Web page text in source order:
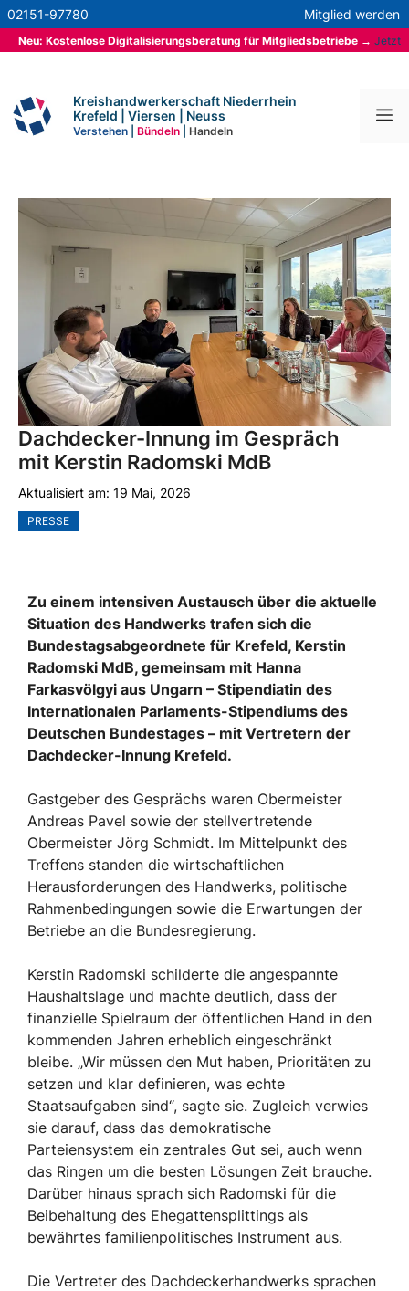
Zum
Inhalt
springen
02151-97780 Mitglied werden
Neu: Kostenlose Digitalisierungsberatung für Mitgliedsbetriebe→ Jetzt
Kreishandwerkerschaft Niederrhein
Krefeld | Viersen | Neuss
Verstehen Bündeln Handeln
Dachdecker-Innung im Gespräch
mit Kerstin Radomski MdB
Aktualisiert am: 19 Mai, 2026
PRESSE
Zu einem intensiven Austausch über die aktuelle
Situation des Handwerks trafen sich die
Bundestagsabgeordnete für Krefeld, Kerstin
Radomski MdB, gemeinsam mit Hanna
Farkasvölgyi aus Ungarn – Stipendiatin des
Internationalen Parlaments-Stipendiums des
Deutschen Bundestages – mit Vertretern der
Dachdecker-Innung Krefeld.
Gastgeber des Gesprächs waren Obermeister
Andreas Pavel sowie der stellvertretende
Obermeister Jörg Schmidt. Im Mittelpunkt des
Treffens standen die wirtschaftlichen
Herausforderungen des Handwerks, politische
Rahmenbedingungen sowie die Erwartungen der
Betriebe an die Bundesregierung.
Kerstin Radomski schilderte die angespannte
Haushaltslage und machte deutlich, dass der
finanzielle Spielraum der öffentlichen Hand in den
kommenden Jahren erheblich eingeschränkt
bleibe. „Wir müssen den Mut haben, Prioritäten zu
setzen und klar definieren, was echte
Staatsaufgaben sind“, sagte sie. Zugleich verwies
sie darauf, dass das demokratische
Parteiensystem ein zentrales Gut sei, auch wenn
das Ringen um die besten Lösungen Zeit brauche.
Darüber hinaus sprach sich Radomski für die
Beibehaltung des Ehegattensplittings als
bewährtes familienpolitisches Instrument aus.
Die Vertreter des Dachdeckerhandwerks sprachen